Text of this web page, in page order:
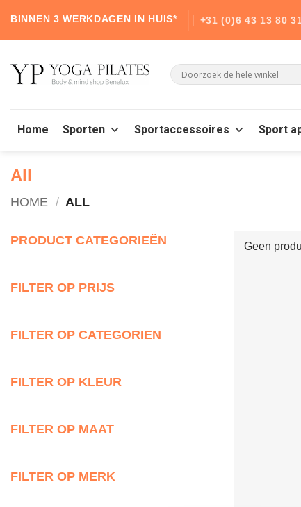
content
BINNEN 3 WERKDAGEN IN HUIS* +31 (0)6 43 13 80
Home Sporten Sportaccessoires Sport
All
HOME / ALL
PRODUCT CATEGORIEËN
FILTER OP PRIJS
FILTER OP CATEGORIEN
FILTER OP KLEUR
FILTER OP MAAT
FILTER OP MERK
Geen